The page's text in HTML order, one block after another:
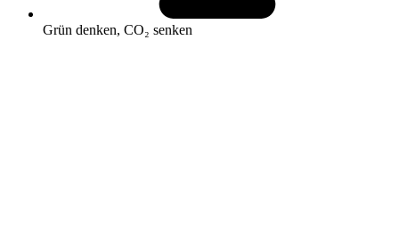
Grün denken, CO₂ senken